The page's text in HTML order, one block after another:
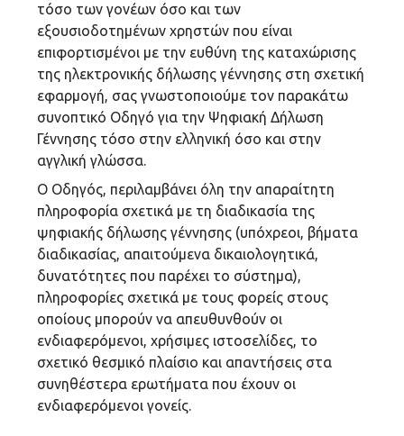
τόσο των γονέων όσο και των
εξουσιοδοτημένων χρηστών που είναι
επιφορτισμένοι με την ευθύνη της καταχώρισης
της ηλεκτρονικής δήλωσης γέννησης στη σχετική
εφαρμογή, σας γνωστοποιούμε τον παρακάτω
συνοπτικό Οδηγό για την Ψηφιακή Δήλωση
Γέννησης τόσο στην ελληνική όσο και στην
αγγλική γλώσσα.
Ο Οδηγός, περιλαμβάνει όλη την απαραίτητη
πληροφορία σχετικά με τη διαδικασία της
ψηφιακής δήλωσης γέννησης (υπόχρεοι, βήματα
διαδικασίας, απαιτούμενα δικαιολογητικά,
δυνατότητες που παρέχει το σύστημα),
πληροφορίες σχετικά με τους φορείς στους
οποίους μπορούν να απευθυνθούν οι
ενδιαφερόμενοι, χρήσιμες ιστοσελίδες, το
σχετικό θεσμικό πλαίσιο και απαντήσεις στα
συνηθέστερα ερωτήματα που έχουν οι
ενδιαφερόμενοι γονείς.